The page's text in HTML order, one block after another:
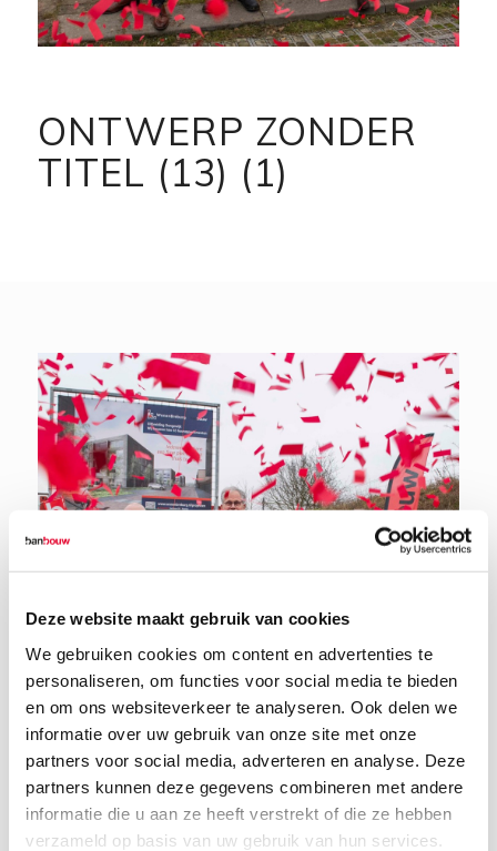
Deze website maakt gebruik van cookies
We gebruiken cookies om content en advertenties te
personaliseren, om functies voor social media te bieden
en om ons websiteverkeer te analyseren. Ook delen we
informatie over uw gebruik van onze site met onze
partners voor social media, adverteren en analyse. Deze
partners kunnen deze gegevens combineren met andere
informatie die u aan ze heeft verstrekt of die ze hebben
verzameld op basis van uw gebruik van hun services.
ONTWERP ZONDER
TITEL (13) (1)
30 januari 2026